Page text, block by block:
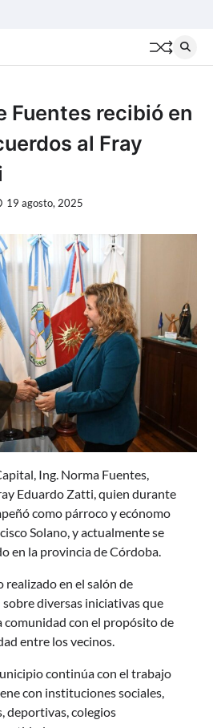
Fuentes recibió en
al Fray
19 agosto, 2025
Ing. Norma Fuentes,
Eduardo Zatti, quien durante
como párroco y ecónomo
Solano, y actualmente se
en la provincia de Córdoba.
en el salón de
diversas iniciativas que
comunidad con el propósito de
entre los vecinos.
continúa con el trabajo
con instituciones sociales,
deportivas, colegios